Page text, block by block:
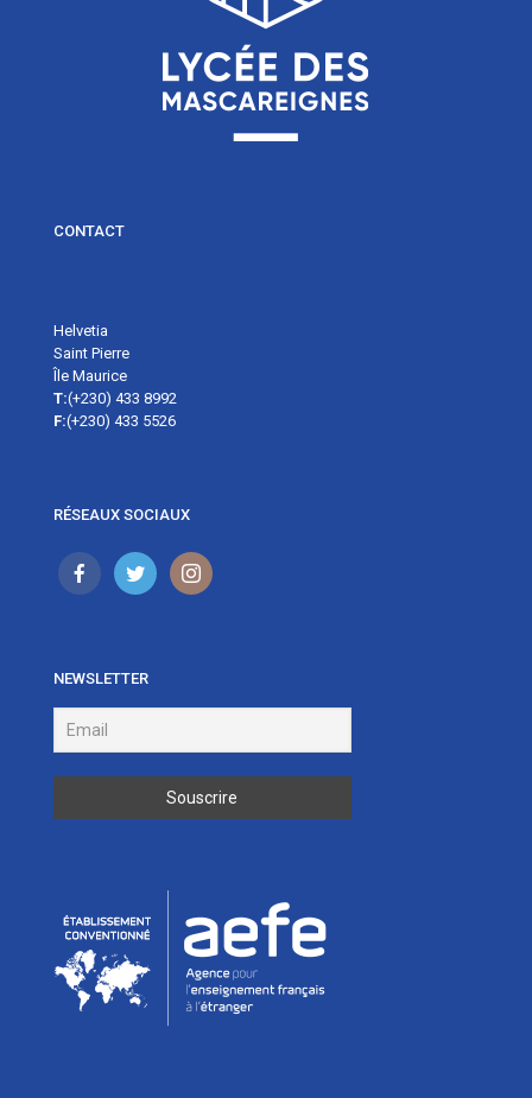
CONTACT
Helvetia
Saint Pierre
Île Maurice
T:(+230) 433 8992
F:(+230) 433 5526
RÉSEAUX SOCIAUX
NEWSLETTER